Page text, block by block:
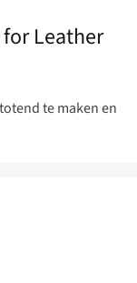
Leather
te maken en